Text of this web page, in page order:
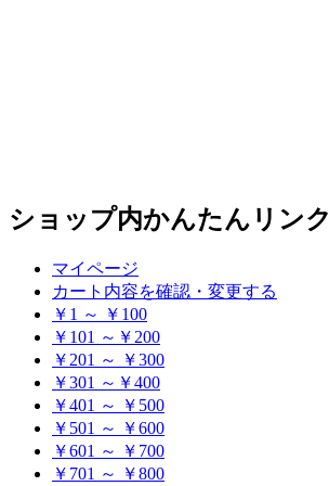
ショップ内かんたんリンク
マイページ
カート内容を確認・変更する
￥1 ～ ￥100
￥101 ～￥200
￥201 ～ ￥300
￥301 ～￥400
￥401 ～ ￥500
￥501 ～ ￥600
￥601 ～ ￥700
￥701 ～ ￥800